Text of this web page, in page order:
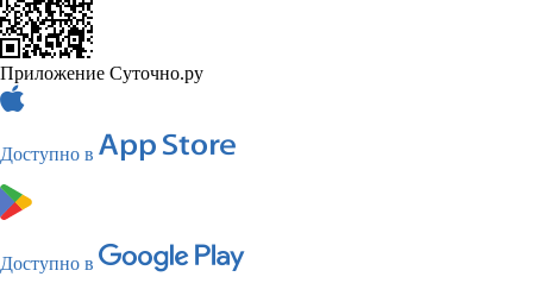
Приложение Суточно.ру
Доступно в
Доступно в